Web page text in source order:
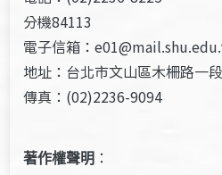
分機84113
電子信箱：
地址：台北市文山區木柵路一
傳真：(02)2236-9094
著作權聲明 ：